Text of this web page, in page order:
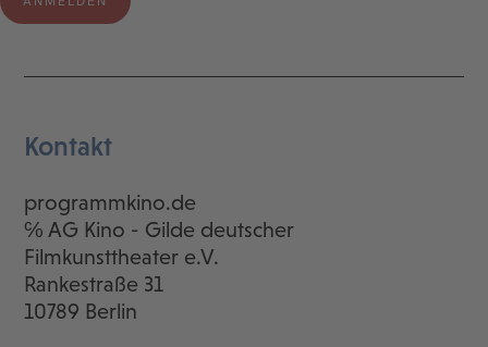
Kontakt
programmkino.de
℅ AG Kino - Gilde deutscher
Filmkunsttheater e.V.
Rankestraße 31
10789 Berlin